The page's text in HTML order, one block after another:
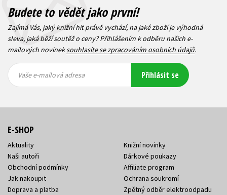
Budete to vědět jako první!
Zajímá Vás, jaký knižní hit právě vychází, na jaké zboží je výhodná
sleva, jaká běží soutěž o ceny? Přihlášením k odběru našich e-
mailových novineksouhlasíte se zpracováním osobních údajů.
mailová
mailová
Vaše e-mailová adresa Přihlásit se
E-SHOP
Aktuality
Naši autoři
Obchodní podmínky
Jak nakoupit
Doprava a platba
Knižní novinky
Dárkové poukazy
Affiliate program
Ochrana soukromí
Zpětný odběr elektroodpadu